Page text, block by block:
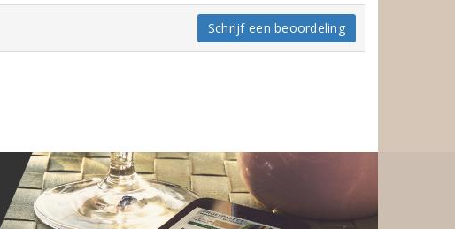
Schrijf een beoordeling